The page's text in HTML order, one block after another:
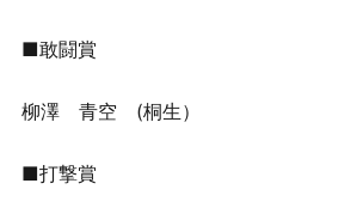
■敢闘賞
柳澤 青空 (桐生）
■打撃賞